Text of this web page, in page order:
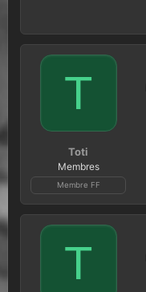
T
Toti
Membres
Membre FF
T